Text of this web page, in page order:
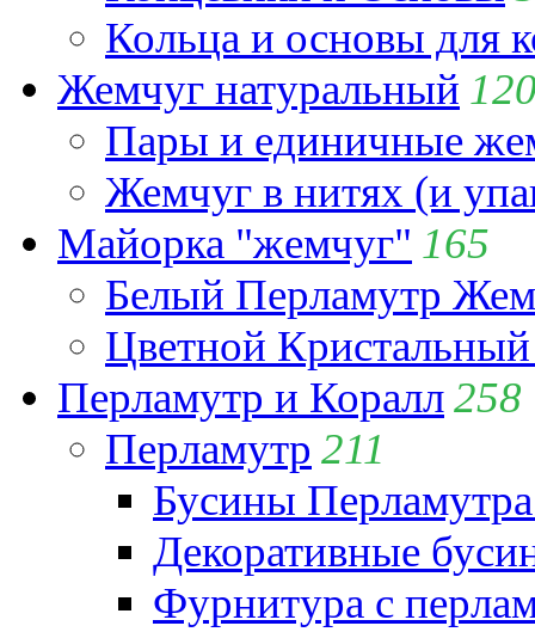
Кольца и основы для
Жемчуг натуральный
Пары и единичные
Жемчуг в нитях (и
Майорка "жемчуг" 165
Белый Перламутр
Цветной
Перламутр и Коралл258
Перламутр 211
Бусины
Декоративные
Фурнитура с